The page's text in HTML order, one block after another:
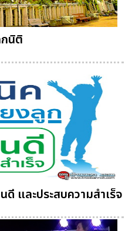
นิติ
ดี และประสบความสำเร็จ